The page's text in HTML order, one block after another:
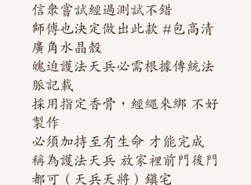
信眾嘗試經過測試不錯
師傅也決定做出此款 #包高清
廣角水晶殼
魄迫護法天兵必需根據傳統法
脈記載
採用指定香骨，經繩來綁 不好
製作
必須加持至有生命 才能完成
稱為護法天兵 放家裡前門後門
都可（天兵天將）鎮宅